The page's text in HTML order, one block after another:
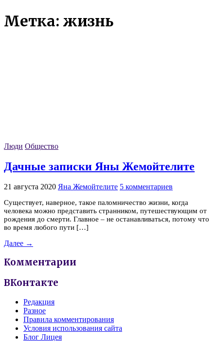
Метка: жизнь
Люди Общество
Дачные записки Яны Жемойтелите
21 августа 2020 Яна Жемойтелите 5 комментариев
Существует, наверное, такое паломничество жизни, когда
человека можно представить странником, путешествующим от
рождения до смерти. Главное – не останавливаться, потому что
во время любого пути […]
Далее →
Комментарии
ВКонтакте
Редакция
Разное
Правила комментирования
Условия использования сайта
Блог Лицея